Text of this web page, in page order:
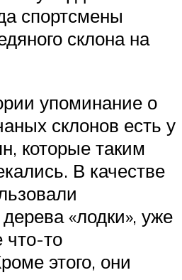
спортсмены
склона на
упоминание о
склонов есть у
которые таким
В качестве
«лодки», уже
то
этого, они